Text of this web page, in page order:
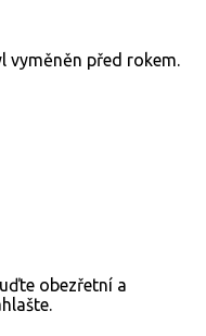
vyměněn před rokem.
obezřetní a